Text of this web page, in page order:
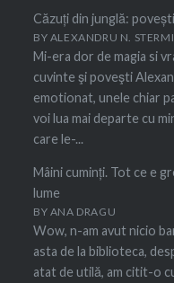
Căzuți din junglă:
BY ALEXANDRU N.
Mi-era dor de magia si
cuvinte şi poveşti
emotionat, unele chiar
voi lua mai departe cu
care le-...
Mâini cuminți. Tot ce e
lume
BY ANA DRAGU
Wow, n-am avut nicio
asta de la biblioteca,
atat de utilă, am citit-o